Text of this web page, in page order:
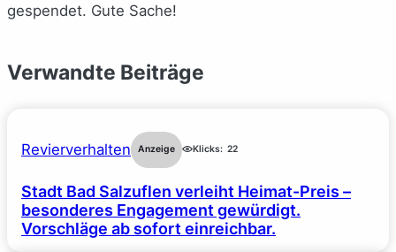
gespendet. Gute Sache!
Verwandte Beiträge
Revierverhalten Anzeige Klicks: 22
Stadt Bad Salzuflen verleiht Heimat-Preis –
besonderes Engagement gewürdigt.
Vorschläge ab sofort einreichbar.